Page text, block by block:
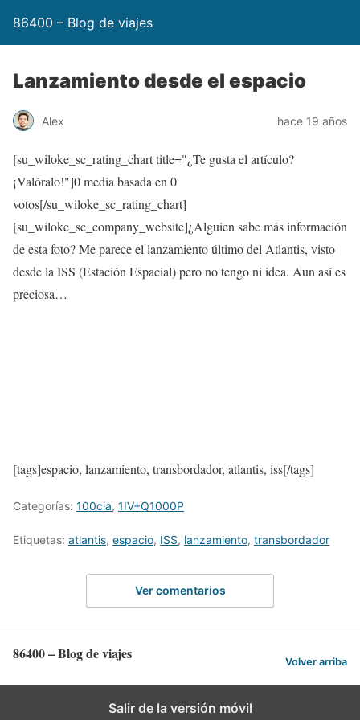
86400 – Blog de viajes
Lanzamiento desde el espacio
Alex hace 19 años
[su_wiloke_sc_rating_chart title="¿Te gusta el artículo?
¡Valóralo!"]0media basada en 0
votos[/su_wiloke_sc_rating_chart]
[su_wiloke_sc_company_website]¿Alguien sabe más información
de esta foto? Me parece el lanzamiento último del Atlantis, visto
desde la ISS (Estación Espacial) pero no tengo ni idea. Aun así es
preciosa…
[tags]espacio, lanzamiento, transbordador, atlantis, iss[/tags]
Categorías: 100cia, 1IV+Q1000P
Etiquetas: atlantis, espacio, ISS, lanzamiento, transbordador
Ver comentarios
86400 – Blog de viajes Volver arriba
Salir de la versión móvil